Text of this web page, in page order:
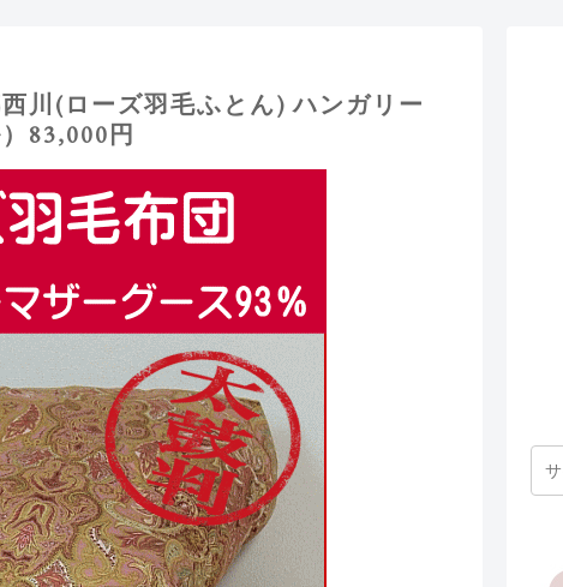
川(ローズ羽毛ふとん) ハンガリー
83,000円